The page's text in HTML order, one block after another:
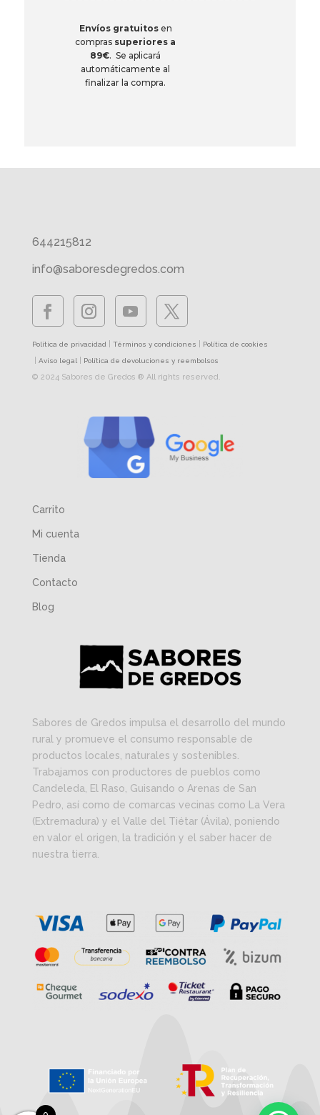
Envíos gratuitosen
compras superiores a
89€. Se aplicará
automáticamente al
finalizar la compra.
644215812
info@saboresdegredos.com
Política de privacidad Términos y condiciones Política de cookies
Aviso legal| Política de devoluciones y reembolsos
© 2024 Sabores de Gredos ® All rights reserved.
Carrito
Mi cuenta
Tienda
Contacto
Blog
Sabores de Gredos impulsa el desarrollo del mundo
rural y promueve el consumo responsable de
productos locales, naturales y sostenibles.
Trabajamos con productores de pueblos como
Candeleda, El Raso, Guisando o Arenas de San
Pedro, así como de comarcas vecinas como La Vera
(Extremadura) y el Valle del Tiétar (Ávila), poniendo
en valor el origen, la tradición y el saber hacer de
nuestra tierra.